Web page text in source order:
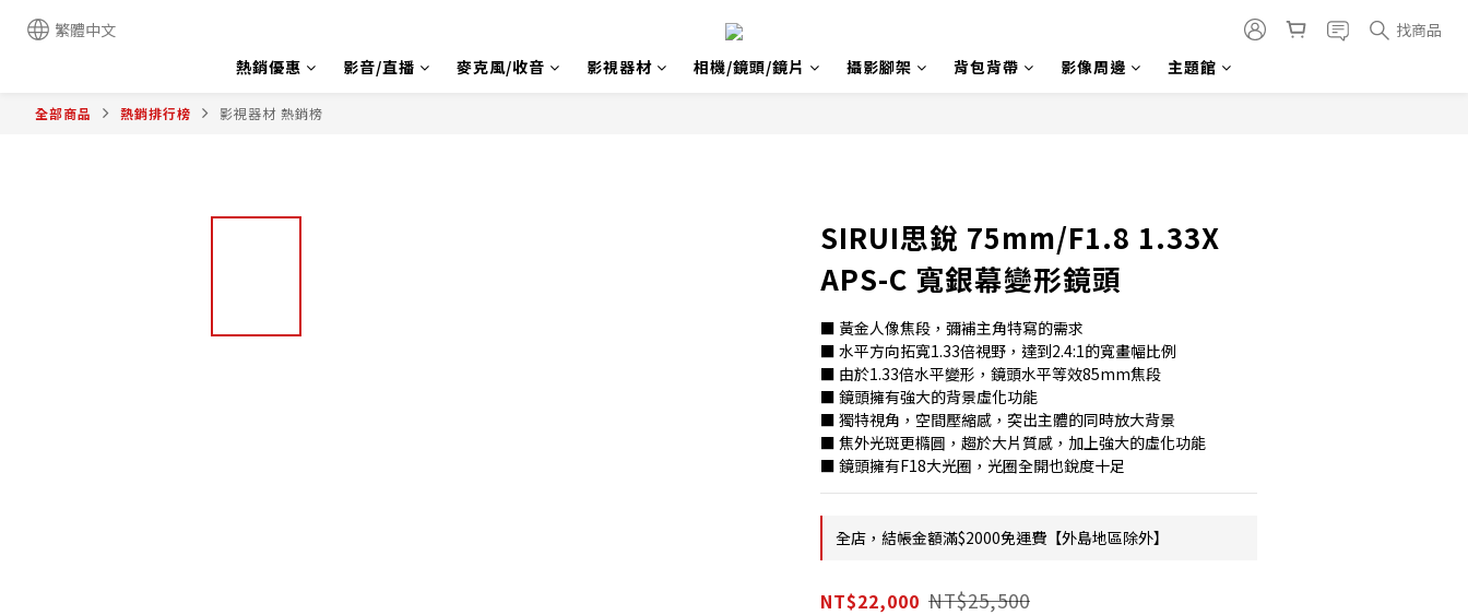
繁體中文
找商品
熱銷優惠
影音/直播 麥克風/收音 影視器材 相機/鏡頭/鏡片 攝影腳架 背包背帶 影像周邊 主題館
全部商品 熱銷排行榜 影視器材 熱銷榜
SIRUI思銳 75mm/F1.8 1.33X
APS-C 寬銀幕變形鏡頭
■ 黃金人像焦段，彌補主角特寫的需求
■ 水平方向拓寬1.33倍視野，達到2.4:1的寬畫幅比例
■ 由於1.33倍水平變形，鏡頭水平等效85mm焦段
■ 鏡頭擁有強大的背景虛化功能
■ 獨特視角，空間壓縮感，突出主體的同時放大背景
■ 焦外光斑更橢圓，趨於大片質感，加上強大的虛化功能
■ 鏡頭擁有F18大光圈，光圈全開也銳度十足
全店，結帳金額滿$2000免運費【外島地區除外】
NT$22,000 NT$25,500